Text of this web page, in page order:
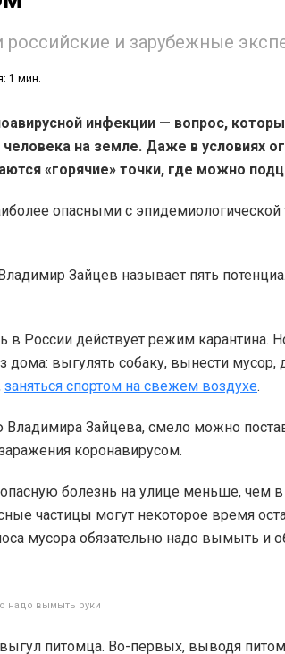
российские и зарубежные
1 мин.
инфекции — вопрос,
на земле. Даже в условиях
«горячие» точки, где можно
опасными с эпидемиологической
Зайцев называет пять
в России действует режим карантина.
дома: выгулять собаку, вынести мусор,
заняться спортом на свежем воздухе.
Зайцева, смело можно
коронавирусом.
болезнь на улице меньше, чем
частицы могут некоторое время
мусора обязательно надо вымыть и
надо вымыть руки
питомца. Во-первых, выводя